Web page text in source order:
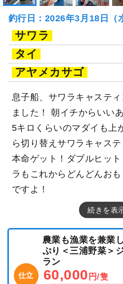
釣行日：2026年3月18日（
サワラ
タイ
アヤメカサゴ
息子船、サワラキャステ
ました！ 朝イチからいい
5キロくらいのマダイも上
ら切り替えサワラキャス
本命ゲット！ダブルヒッ
ラもこれからどんどんお
ですよ！
続きを表
仕立
農業も漁業を兼業
ぷり＜三浦野菜＞
ラン
60,000 円/隻